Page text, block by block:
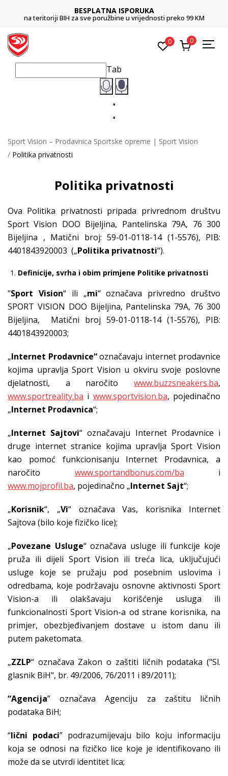
CLICK & COLLECT
Platite karticom online i preuzmite u prodavnici po vašem izboru
0 0
Tab
Sport Vision – Prodavnica Sportske opreme | Sport Vision
Politika privatnosti
Politika privatnosti
Ova Politika privatnosti pripada privrednom društvu
Sport Vision DOO Bijeljina, Pantelinska 79A, 76 300
Bijeljina , Matični broj: 59-01-0118-14 (1-5576), PIB:
4401843920003 („Politika privatnosti“).
Definicije, svrha i obim primjene Politike privatnosti
"Sport Vision“ ili „mi“ označava privredno društvo
SPORT VISION DOO Bijeljina, Pantelinska 79A, 76 300
Bijeljina, Matični broj 59-01-0118-14 (1-5576), PIB:
4401843920003;
„Internet Prodavnice“označavaju internet prodavnice
kojima upravlja Sport Vision u okviru svoje poslovne
djelatnosti, a naročito www.buzzsneakers.ba,
www.sportreality.ba i www.sportvision.ba, pojedinačno
„Internet Prodavnica“;
„Internet Sajtovi“ označavaju Internet Prodavnice i
druge internet stranice kojima upravlja Sport Vision
kao pomoć funkcionisanju Internet Prodavnica, a
naročito www.sportandbonus.com/ba i
www.mojprofil.ba, pojedinačno „Internet Sajt“;
„Korisnik“, „Vi“ označava Vas, korisnika Internet
Sajtova (bilo koje fizičko lice);
„Povezane Usluge“ označava usluge ili funkcije koje
pruža ili dijeli Sport Vision ili treća lica, uključujući
usluge koje se pružaju pod posebnim uslovima i
odredbama, koje podržavaju osnovne aktivnosti Sport
Vision-a ili olakšavaju korišćenje usluga ili
funkcionalnosti Sport Vision-a od strane korisnika, na
primjer, obezbjeđivanjem dostave u istom danu ili
putem paketomata.
„ZZLP“ označava Zakon o zaštiti ličnih podataka ("Sl.
glasnik BiH", br. 49/2006, 76/2011 i 89/2011);
“Agencija” označava Agenciju za zaštitu ličnih
podataka BiH;
“lični podaci” podrazumijevaju bilo koju informaciju
koja se odnosi na fizičko lice koje je identifikovano ili
može da se utvrdi identitet lica;